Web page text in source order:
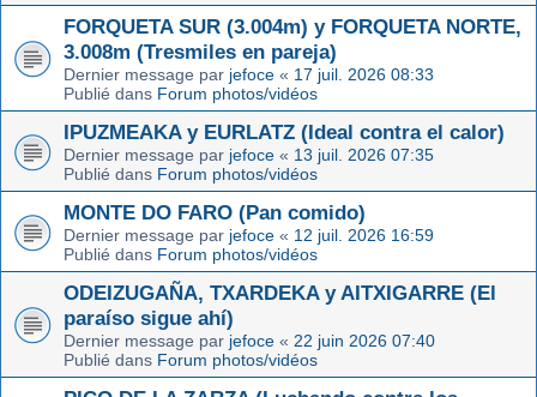
FORQUETA SUR (3.004m) y FORQUETA NORTE,
3.008m (Tresmiles en pareja)
Dernier message par jefoce « 17 juil. 2026 08:33
Publié dans Forum photos/vidéos
IPUZMEAKA y EURLATZ (Ideal contra el calor)
Dernier message par jefoce « 13 juil. 2026 07:35
Publié dans Forum photos/vidéos
MONTE DO FARO (Pan comido)
Dernier message par jefoce « 12 juil. 2026 16:59
Publié dans Forum photos/vidéos
ODEIZUGAÑA, TXARDEKA y AITXIGARRE (El
paraíso sigue ahí)
Dernier message par jefoce « 22 juin 2026 07:40
Publié dans Forum photos/vidéos